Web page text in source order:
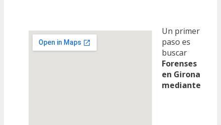
Un primer
paso es
buscar
Forenses
en Girona
mediante